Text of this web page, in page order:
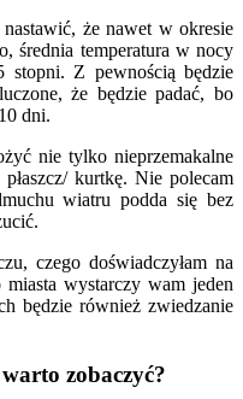
że nawet w okresie
średnia temperatura w nocy
Z pewnością będzie
że będzie padać, bo
dni.
nie tylko nieprzemakalne
kurtkę. Nie polecam
wiatru podda się bez
czego doświadczyłam na
wystarczy wam jeden
będzie również zwiedzanie
zobaczyć?